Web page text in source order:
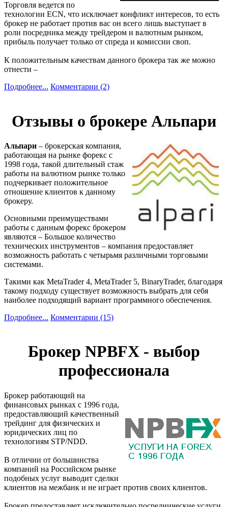
Торговля ведется по
технологии ECN, что исключает конфликт интересов, то есть
брокер не работает против вас он всего лишь выступает в
роли посредника между трейдером и валютным рынком,
прибыль получает только от спреда и комиссии своп.
К положительным качествам данного брокера так же можно
отнести –
Подробнее... Комментарии (2)
Отзывы о брокере Альпари
Альпари – брокерская компания,
работающая на рынке форекс с
1998 года, такой длительный стаж
работы на валютном рынке только
подчеркивает положительное
отношение клиентов к данному
брокеру.
Основными преимуществами
работы с данным форекс брокером
являются – Большое количество
технических инструментов – компания предоставляет
возможность работать с четырьмя различными торговыми
системами.
Такими как MetaTrader 4, MetaTrader 5, BinaryTrader, благодаря
такому подходу существует возможность выбрать для себя
наиболее подходящий вариант программного обеспечения.
Подробнее... Комментарии (15)
Брокер NPBFX - выбор
профессионала
Брокер работающий на
финансовых рынках с 1996 года,
предоставляющий качественный
трейдинг для физических и
юридических лиц по
технологиям STP/NDD.
В отличии от большинства
компаний на Российском рынке
подобных услуг выводит сделки
клиентов на межбанк и не играет против своих клиентов.